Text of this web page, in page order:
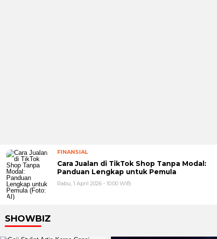
FINANSIAL
Cara Jualan di TikTok Shop Tanpa Modal:
Panduan Lengkap untuk Pemula
Rabu, 1 April 2026 - 10:00 WIB
SHOWBIZ